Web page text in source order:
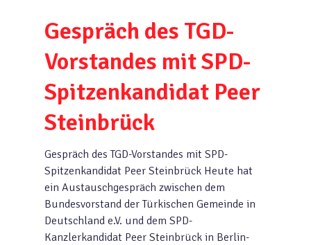
Gespräch des TGD-
Vorstandes mit SPD-
Spitzenkandidat Peer
Steinbrück
Gespräch des TGD-Vorstandes mit SPD-
Spitzenkandidat Peer Steinbrück Heute hat
ein Austauschgespräch zwischen dem
Bundesvorstand der Türkischen Gemeinde in
Deutschland e.V. und dem SPD-
Kanzlerkandidat Peer Steinbrück in Berlin-